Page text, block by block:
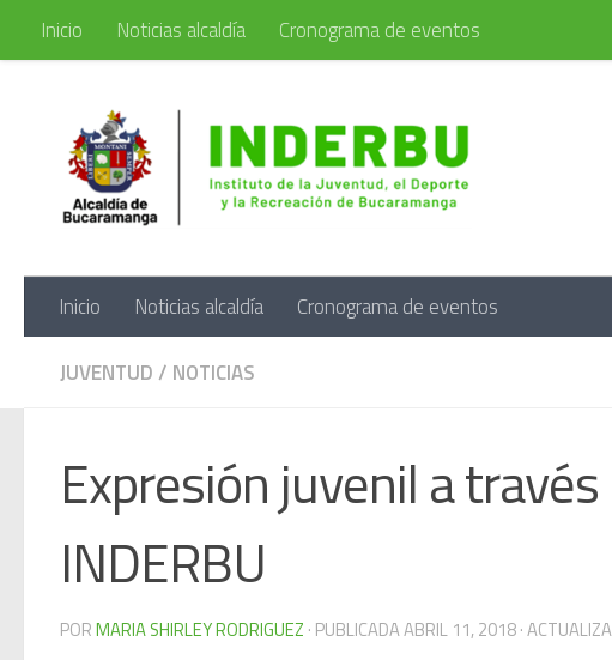
Saltar al contenido
Inicio Noticias alcaldía Cronograma de eventos
Inicio Noticias alcaldía Cronograma de eventos
JUVENTUD/ NOTICIAS
Expresión juvenil a
INDERBU
PORMARIA SHIRLEY RODRIGUEZ · PUBLICADAABRIL 11, 2018·